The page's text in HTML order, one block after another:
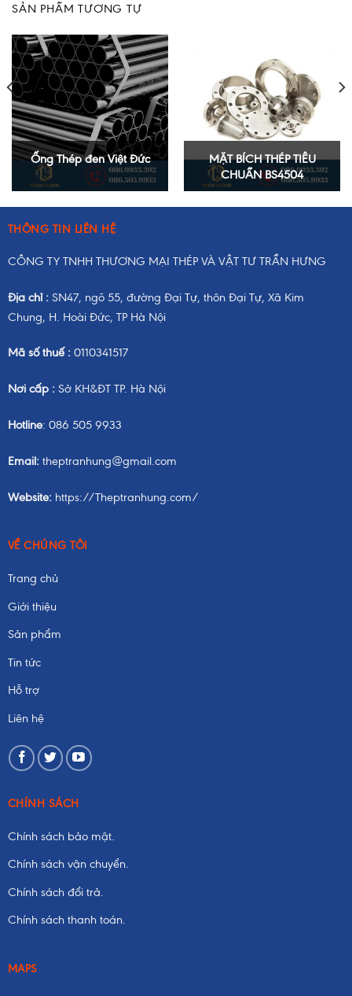
SẢN PHẨM TƯƠNG TỰ
Ống Thép đen Việt Đức
MẶT BÍCH THÉP TIÊU
CHUẨN BS4504
THÔNG TIN LIÊN HỆ
CÔNG TY TNHH THƯƠNG MẠI THÉP VÀ VẬT TƯ TRẦN HƯNG
Địa chỉ :SN47, ngõ 55, đường Đại Tự, thôn Đại Tự, Xã Kim
Chung, H. Hoài Đức, TP Hà Nội
Mã số thuế : 0110341517
Nơi cấp :Sở KH&ĐT TP. Hà Nội
Hotline: 086 505 9933
Email:theptranhung@gmail.com
Website:https://Theptranhung.com/
VỀ CHÚNG TÔI
Trang chủ
Giới thiệu
Sản phẩm
Tin tức
Hỗ trợ
Liên hệ
CHÍNH SÁCH
Chính sách bảo mật.
Chính sách vận chuyển.
Chính sách đổi trả.
Chính sách thanh toán.
MAPS